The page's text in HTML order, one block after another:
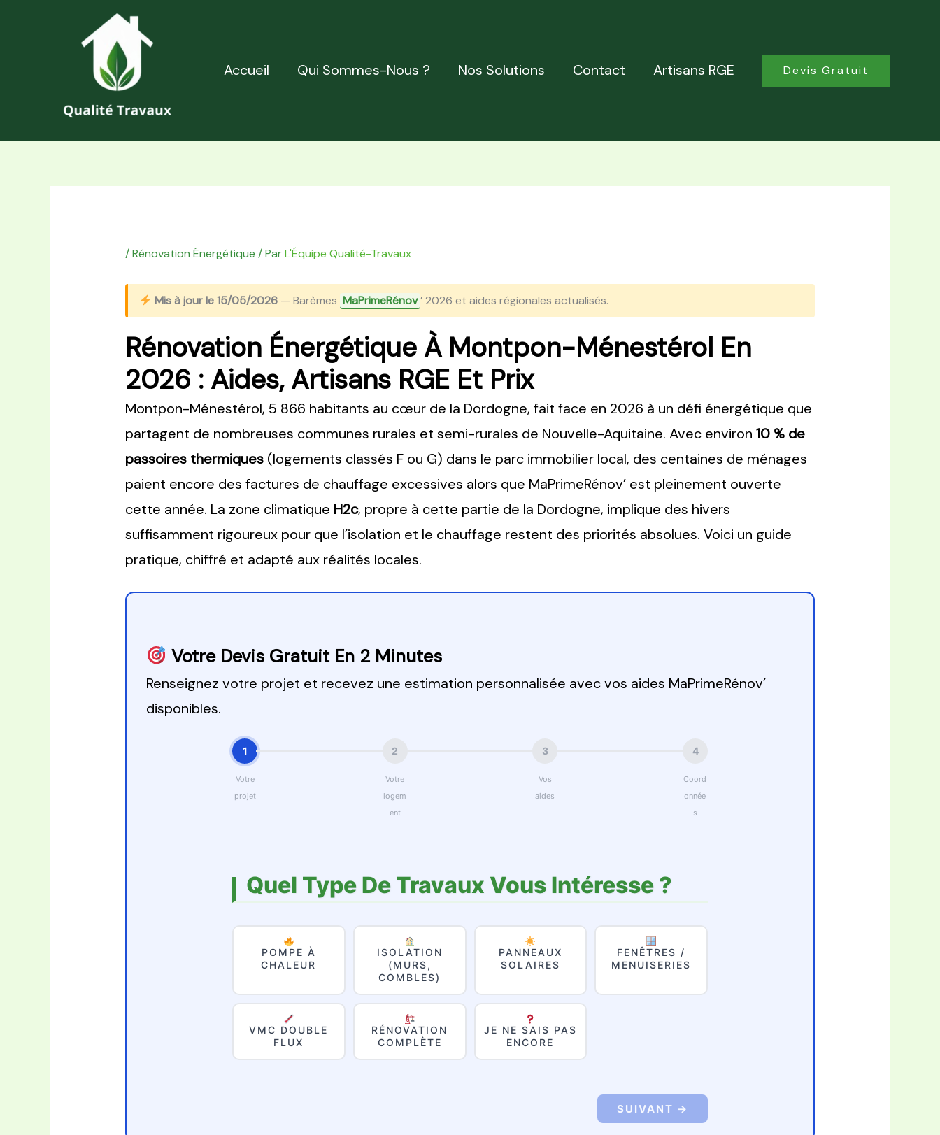
Accueil Qui Sommes-Nous ? Nos Solutions Contact Artisans RGE Devis Gratuit
/Rénovation Énergétique / ParL'Équipe Qualité-Travaux
Mis à jour le 15/05/2026— Barèmes MaPrimeRénov’ 2026 et aides régionales actualisés.
Rénovation Énergétique À Montpon-Ménestérol En
2026 : Aides, Artisans RGE Et Prix
Montpon-Ménestérol, 5 866 habitants au cœur de la Dordogne, fait face en 2026 à un défi énergétique que
partagent de nombreuses communes rurales et semi-rurales de Nouvelle-Aquitaine. Avec environ 10 % de
passoires thermiques(logements classés F ou G) dans le parc immobilier local, des centaines de ménages
paient encore des factures de chauffage excessives alors que MaPrimeRénov’ est pleinement ouverte
cette année. La zone climatique H2c, propre à cette partie de la Dordogne, implique des hivers
suffisamment rigoureux pour que l’isolation et le chauffage restent des priorités absolues. Voici un guide
pratique, chiffré et adapté aux réalités locales.
Votre Devis Gratuit En 2 Minutes
Renseignez votre projet et recevez une estimation personnalisée avec vos aides MaPrimeRénov’
disponibles.
1 2 3 4
Votre
projet
Votre
logem
ent
Vos
aides
Coord
onnée
s
Quel Type De Travaux Vous Intéresse ?
POMPE À
CHALEUR
ISOLATION
(MURS,
COMBLES)
PANNEAUX
SOLAIRES
FENÊTRES /
MENUISERIES
VMC DOUBLE
FLUX
RÉNOVATION
COMPLÈTE
JE NE SAIS PAS
ENCORE
SUIVANT →